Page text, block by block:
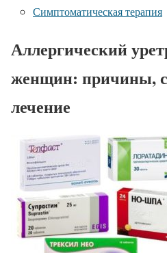
Симптоматическая терапия
Аллергический
женщин: причины,
лечение